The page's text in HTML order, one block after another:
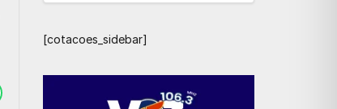
[cotacoes_sidebar]